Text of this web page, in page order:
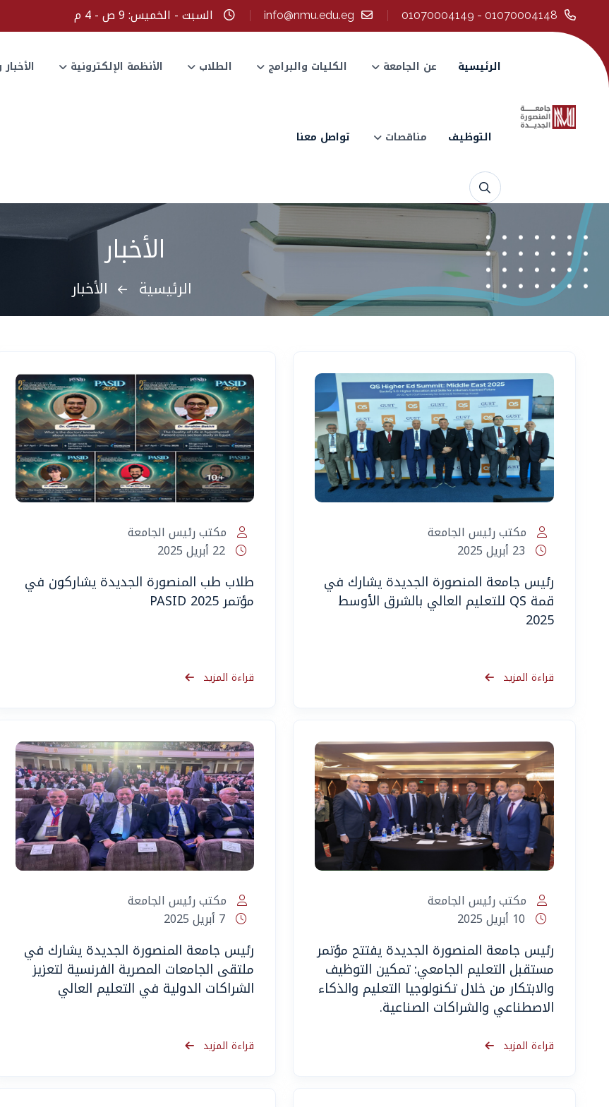
01070004148 - 01070004149
info@nmu.edu.eg السبت - الخميس: 9 ص - 4 م
الرئيسية عن الجامعة الكليات والبرامج الطلاب الأنظمة الإلكترونية
التوظيف مناقصات تواصل معنا
الأخبار
الرئيسية الأخبار
مكتب رئيس الجامعة
رئيس جامعة المنصورة الجديدة يشارك في
قمة QS للتعليم العالي بالشرق الأوسط
2025
قراءة المزيد
مكتب رئيس الجامعة
طلاب طب المنصورة الجديدة يشاركون في
مؤتمر PASID 2025
قراءة المزيد
مكتب رئيس الجامعة
رئيس جامعة المنصورة الجديدة يفتتح مؤتمر
مستقبل التعليم الجامعي: تمكين التوظيف
والابتكار من خلال تكنولوجيا التعليم والذكاء
الاصطناعي والشراكات الصناعية.
قراءة المزيد
مكتب رئيس الجامعة
رئيس جامعة المنصورة الجديدة يشارك في
ملتقى الجامعات المصرية الفرنسية لتعزيز
الشراكات الدولية في التعليم العالي
قراءة المزيد